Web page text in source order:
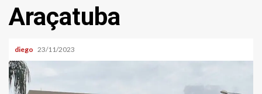
Araçatuba
diego 23/11/2023